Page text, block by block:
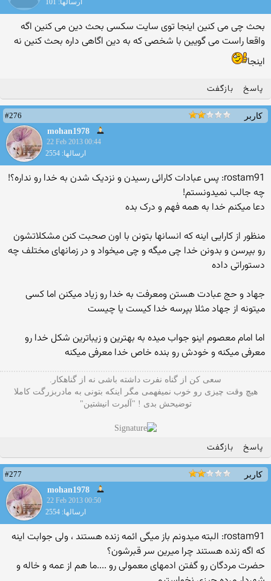
ارسالها: 101
بحث چی می کنین اینجا توی سایت سکسی بحث دین می کنین اگه
واقعا راست می گویین با شخصی که به دین اگاهی داره بحث کنین نه
اینجا
پاسخ بازگفت
کاربر
#276
mohan1978
22 Feb 2013 00:44
ارسالها: 2554
rostam91: پس عبادات کارائی رسیدن و نزدیک شدن به خدا رو نداره؟!
چه جالب نمیدونستم!
دعا میکنم خدا به همه فهم و درک بده
منظور از کارایی اینه که انسانها بتونن با اون صحبت کنن مشکلاتشون
رو بپرسن و بدونن خدا چی میگه و چی میخواد و در زمانهای مختلف چه
دستوراتی داده
جهاد و حج عبادت هستن ومعرفت به خدا رو زیاد میکنن اما کسی
میتونه از جهاد مثلا بپرسه خدا کیست یا چیست
اما امام معصوم اینو جواب میده به بهترین و زیباترین شکل خدا رو
معرفی میکنه و خودش رو بنده خاص خدا معرفی میکنه
سعی کن از گناه نفرت داشته باشی نه از گناهکار.
هیچ وقت چیزی رو خوب نمیفهمی مگر اینکه بتونی به مادربزرگت کاملا
توضیحش بدی ! "آلبرت انیشتین"
پاسخ بازگفت
کاربر
#277
mohan1978
22 Feb 2013 00:50
ارسالها: 2554
rostam91: البته میدونم باز میگی ائمه زنده هستند ، ولی جوابت اینه
که اگه زنده هستند چرا میرین سر قبرشون؟
حضرت مردگان رو گفتن ادمهای معمولی رو ....ما هم از عمه و خاله و